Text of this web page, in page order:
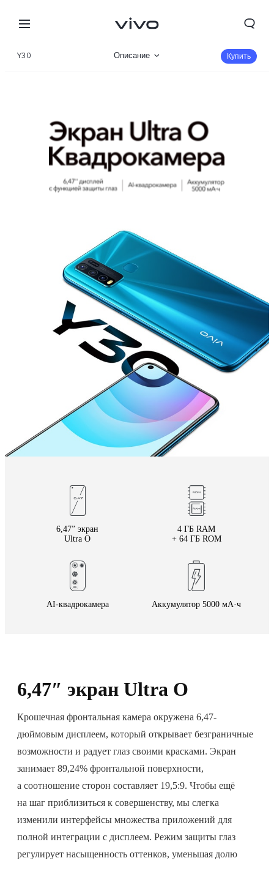
Россия | Выберите страну/регион
Y30 Описание Купить
6,47” экран
Ultra O
4 ГБ RAM
+ 64 ГБ ROM
AI-квадрокамера Аккумулятор 5000 мА·ч
6,47″ экран Ultra O
Крошечная фронтальная камера окружена 6,47-
дюймовым дисплеем, который открывает безграничные
возможности и радует глаз своими красками. Экран
занимает 89,24% фронтальной поверхности,
а соотношение сторон составляет 19,5:9. Чтобы ещё
на шаг приблизиться к совершенству, мы слегка
изменили интерфейсы множества приложений для
полной интеграции с дисплеем. Режим защиты глаз
регулирует насыщенность оттенков, уменьшая долю